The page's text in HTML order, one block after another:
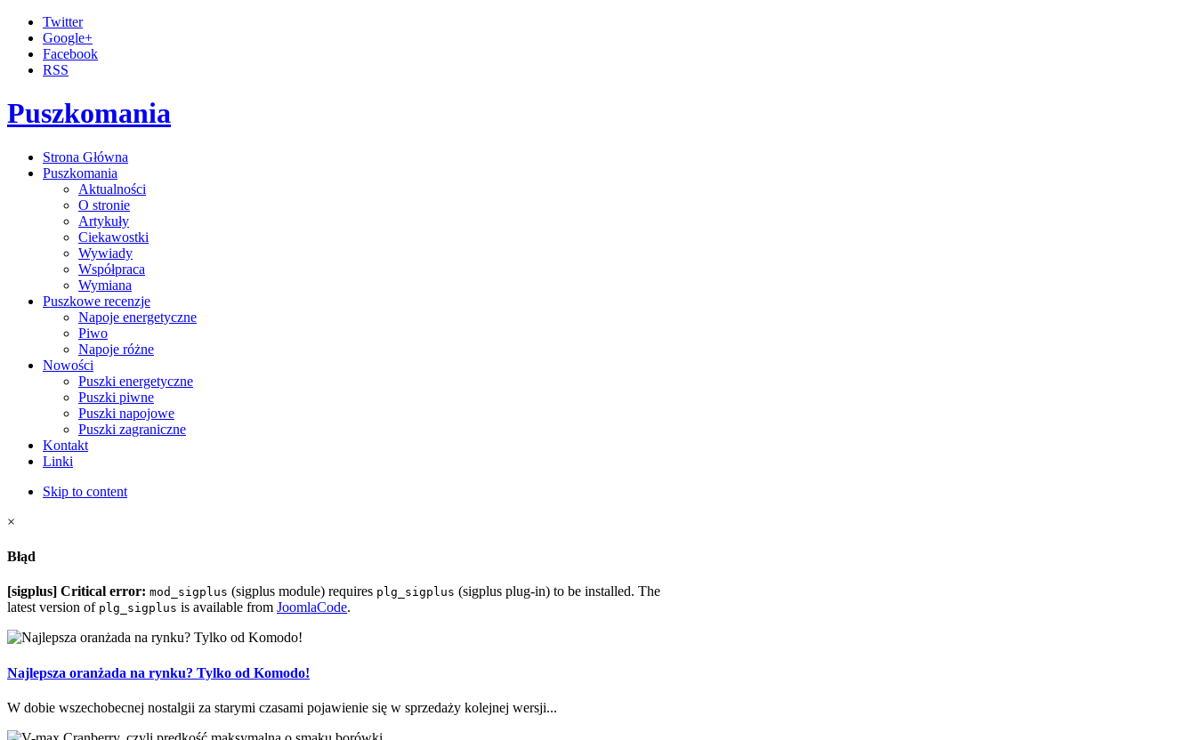
Twitter
Google+
Facebook
RSS
Puszkomania
Strona Główna
Puszkomania
Aktualności
O stronie
Artykuły
Ciekawostki
Wywiady
Współpraca
Wymiana
Puszkowe recenzje
Napoje energetyczne
Piwo
Napoje różne
Nowości
Puszki energetyczne
Puszki piwne
Puszki napojowe
Puszki zagraniczne
Kontakt
Linki
Skip to content
×
Błąd
[sigplus] Critical error: mod_sigplus (sigplus module) requires plg_sigplus (sigplus plug-in) to be installed. The
latest version of plg_sigplus is available from JoomlaCode.
Najlepsza oranżada na rynku? Tylko od Komodo!
W dobie wszechobecnej nostalgii za starymi czasami pojawienie się w sprzedaży kolejnej wersji...